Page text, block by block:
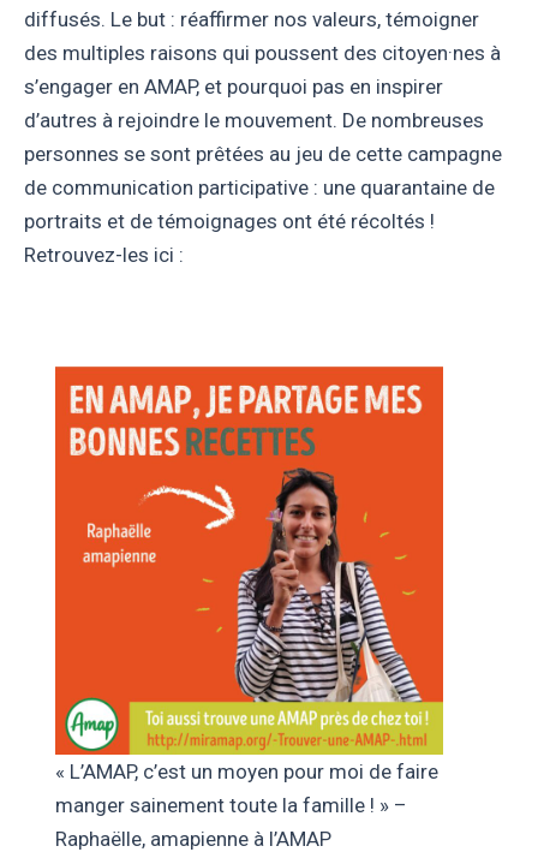
diffusés. Le but : réaffirmer nos valeurs, témoigner
des multiples raisons qui poussent des citoyen·nes à
s’engager en AMAP, et pourquoi pas en inspirer
d’autres à rejoindre le mouvement. De nombreuses
personnes se sont prêtées au jeu de cette campagne
de communication participative : une quarantaine de
portraits et de témoignages ont été récoltés !
Retrouvez-les ici :
« L’AMAP, c’est un moyen pour moi de faire
manger sainement toute la famille ! » –
Raphaëlle, amapienne à l’AMAP